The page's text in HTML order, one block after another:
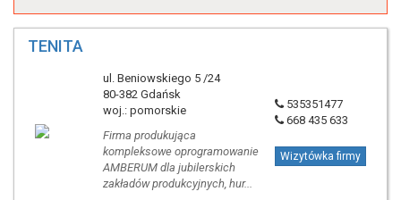
TENITA
ul. Beniowskiego 5 /24
80-382 Gdańsk
woj.: pomorskie
Firma produkująca
kompleksowe oprogramowanie
AMBERUM dla jubilerskich
zakładów produkcyjnych, hur...
535351477
668 435 633
Wizytówka firmy